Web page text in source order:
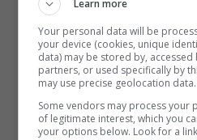
Learn more
Your personal data will be
your device (cookies, unique
data) may be stored by,
partners, or used specifically by
may use precise geolocation data.
Some vendors may process your
of legitimate interest, which you
your options below. Look for a